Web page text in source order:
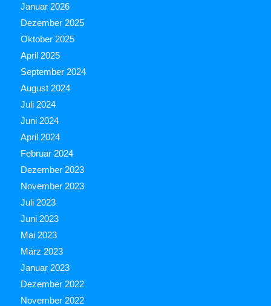
Januar 2026
Dezember 2025
Oktober 2025
April 2025
September 2024
August 2024
Juli 2024
Juni 2024
April 2024
Februar 2024
Dezember 2023
November 2023
Juli 2023
Juni 2023
Mai 2023
März 2023
Januar 2023
Dezember 2022
November 2022